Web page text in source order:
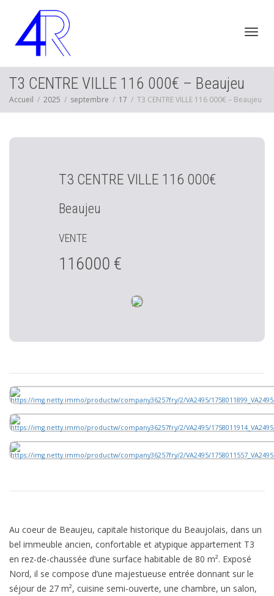
T3 CENTRE VILLE 116 000€ – Beaujeu
Accueil 2025 septembre 17 T3 CENTRE VILLE 116 000€ – Beaujeu
T3 CENTRE VILLE 116 000€
Beaujeu
VENTE
116000 €
Au coeur de Beaujeu, capitale historique du Beaujolais, dans un
bel immeuble ancien, confortable et atypique appartement T3
en rez-de-chaussée d’une surface habitable de 80 m². Exposé
Nord, il se compose d’une majestueuse entrée donnant sur le
séjour de 27 m², cuisine semi-ouverte, une chambre, un salon,